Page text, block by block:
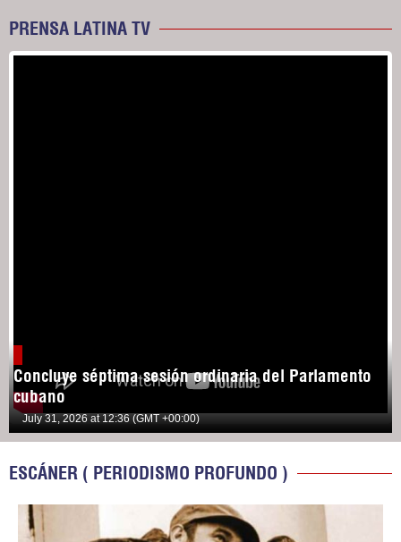
PRENSA LATINA TV
Concluye séptima sesión ordinaria del Parlamento
cubano
July 31, 2026 at 12:36 (GMT +00:00)
ESCÁNER ( PERIODISMO PROFUNDO )